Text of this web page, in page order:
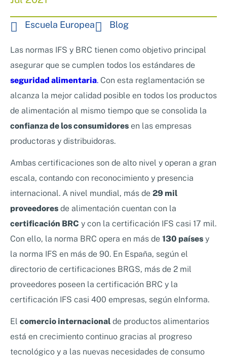
Asesoramiento en Normativa Internacional
Consultoría Seguridad Alimentaria
Clientes
Escuela Europea Blog
Las normas IFS y BRC tienen como objetivo principal
asegurar que se cumplen todos los estándares de
seguridad alimentaria. Con esta reglamentación se
alcanza la mejor calidad posible en todos los productos
de alimentación al mismo tiempo que se consolida la
confianza de los consumidores en las empresas
productoras y distribuidoras.
Ambas certificaciones son de alto nivel y operan a gran
escala, contando con reconocimiento y presencia
internacional. A nivel mundial, más de 29 mil
proveedores de alimentación cuentan con la
certificación BRC y con la certificación IFS casi 17 mil.
Con ello, la norma BRC opera en más de 130 países y
la norma IFS en más de 90. En España, según el
directorio de certificaciones BRGS, más de 2 mil
proveedores poseen la certificación BRC y la
certificación IFS casi 400 empresas, según eInforma.
El comercio internacional de productos alimentarios
está en crecimiento continuo gracias al progreso
tecnológico y a las nuevas necesidades de consumo